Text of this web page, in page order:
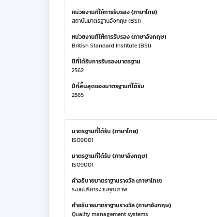
หน่วยงานที่ให้การรับรอง (ภาษาไทย)
สถาบันมาตรฐานอังกฤษ (BSI)
หน่วยงานที่ให้การรับรอง (ภาษาอังกฤษ)
British Standard Institute (BSI)
ปีที่ได้รับการรับรองมาตรฐาน
2562
ปีที่สิ้นสุดของมาตรฐานที่ได้รับ
2565
มาตรฐานที่ได้รับ (ภาษาไทย)
ISO9001
มาตรฐานที่ได้รับ (ภาษาอังกฤษ)
ISO9001
คำอธิบายมาตราฐานรางวัล (ภาษาไทย)
ระบบบริหารงานคุณภาพ
คำอธิบายมาตราฐานรางวัล (ภาษาอังกฤษ)
Quality management systems